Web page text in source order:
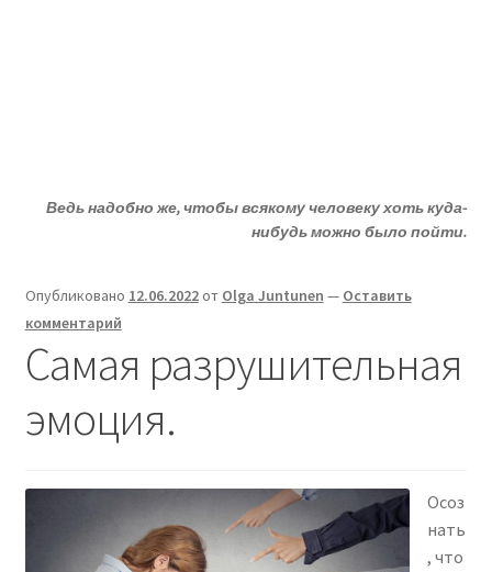
меню
О депрессии
меню
Ведь надобно же, чтобы всякому человеку хоть куда-
нибудь можно было пойти.
Опубликовано 12.06.2022от Olga Juntunen — Оставить
комментарий
Самая разрушительная
эмоция.
Осоз
нать
, что